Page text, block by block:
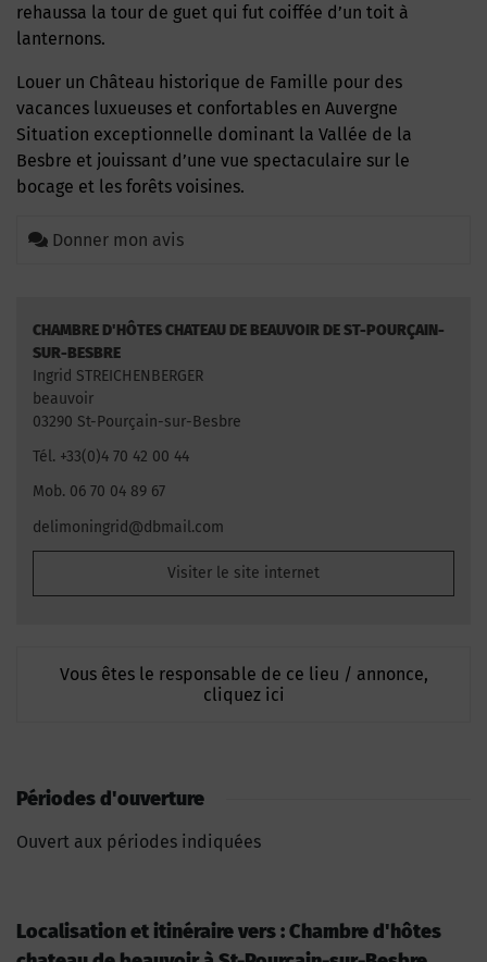
rehaussa la tour de guet qui fut coiffée d’un toit à
lanternons.
Louer un Château historique de Famille pour des
vacances luxueuses et confortables en Auvergne
Situation exceptionnelle dominant la Vallée de la
Besbre et jouissant d’une vue spectaculaire sur le
bocage et les forêts voisines.
Donner mon avis
CHAMBRE D'HÔTES CHATEAU DE BEAUVOIR DE ST-POURÇAIN-
SUR-BESBRE
Ingrid STREICHENBERGER
beauvoir
03290 St-Pourçain-sur-Besbre
Tél. +33(0)4 70 42 00 44
Mob. 06 70 04 89 67
delimoningrid@dbmail.com
Visiter le site internet
Vous êtes le responsable de ce lieu / annonce,
cliquez ici
Périodes d'ouverture
Ouvert aux périodes indiquées
Localisation et itinéraire vers : Chambre d'hôtes